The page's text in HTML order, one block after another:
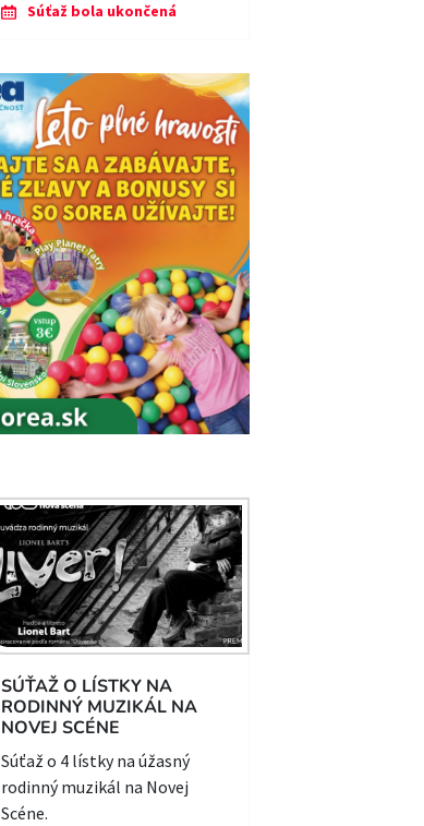
Súťaž bola ukončená
SÚŤAŽ O LÍSTKY NA
RODINNÝ MUZIKÁL NA
NOVEJ SCÉNE
Súťaž o 4 lístky na úžasný
rodinný muzikál na Novej
Scéne.